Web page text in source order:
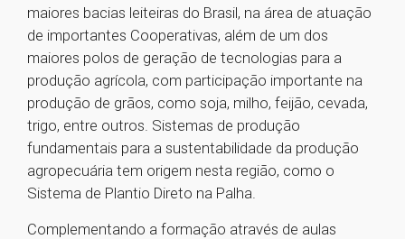
maiores bacias leiteiras do Brasil, na área de atuação
de importantes Cooperativas, além de um dos
maiores polos de geração de tecnologias para a
produção agrícola, com participação importante na
produção de grãos, como soja, milho, feijão, cevada,
trigo, entre outros. Sistemas de produção
fundamentais para a sustentabilidade da produção
agropecuária tem origem nesta região, como o
Sistema de Plantio Direto na Palha.
Complementando a formação através de aulas